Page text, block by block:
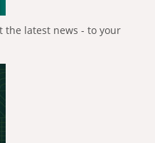
the latest news - to your